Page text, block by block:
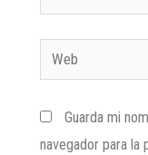
Guarda mi
navegador para la